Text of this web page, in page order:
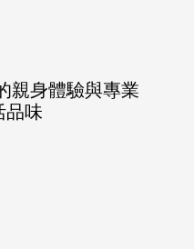
親身體驗與專業
品味